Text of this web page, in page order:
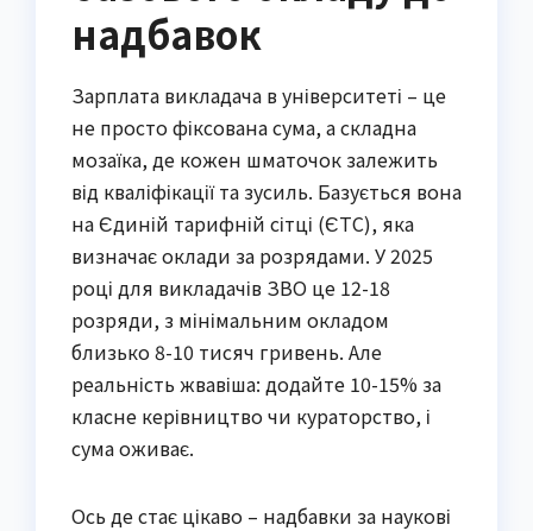
надбавок
Зарплата викладача в університеті – це
не просто фіксована сума, а складна
мозаїка, де кожен шматочок залежить
від кваліфікації та зусиль. Базується вона
на Єдиній тарифній сітці (ЄТС), яка
визначає оклади за розрядами. У 2025
році для викладачів ЗВО це 12-18
розряди, з мінімальним окладом
близько 8-10 тисяч гривень. Але
реальність жвавіша: додайте 10-15% за
класне керівництво чи кураторство, і
сума оживає.
Ось де стає цікаво – надбавки за наукові